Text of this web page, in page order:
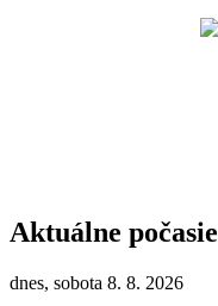
Aktuálne počasie
dnes, sobota 8. 8. 2026